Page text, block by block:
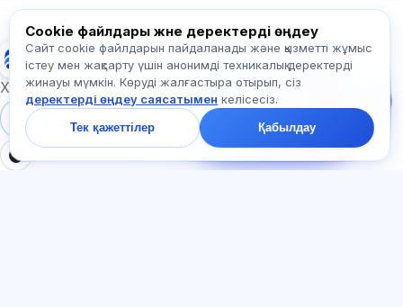
Exalify
Халықаралық тіл емтихандарына дайындық
Жүйеге кіру
Тіркеу
Бізге жазыңыз!
Тарифтер,
емтихандар немесе
неден бастау туралы
сұраңыз — чатта бір
минут ішінде жауап
береміз.
Cookie файлдары және деректерді өңдеу
Сайт cookie файлдарын пайдаланады және қызметті жұмыс
істеу мен жақсарту үшін анонимді техникалық деректерді
жинауы мүмкін. Көруді жалғастыра отырып, сіз
деректерді өңдеу саясатымен келісесіз.
Тек қажеттілер Қабылдау